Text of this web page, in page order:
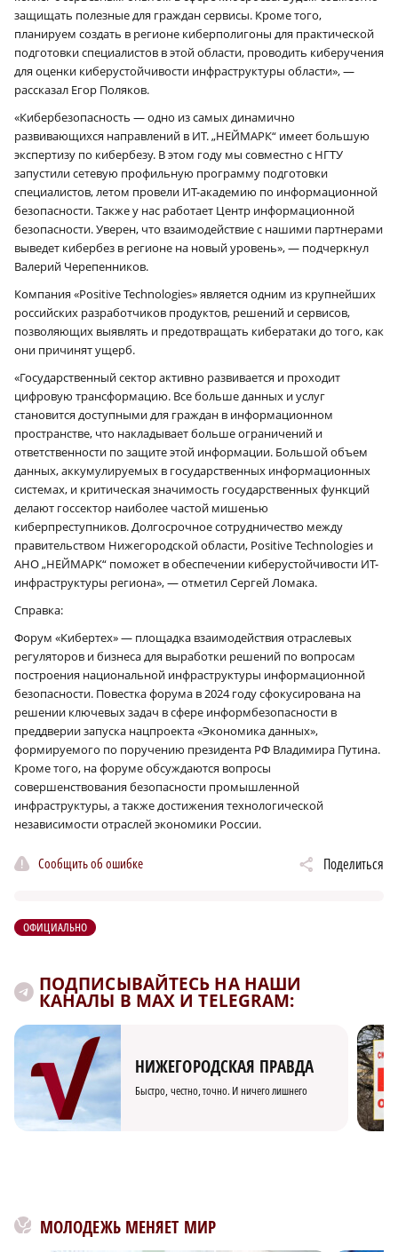
защищать полезные для граждан сервисы. Кроме того,
планируем создать в регионе киберполигоны для практической
подготовки специалистов в этой области, проводить киберучения
для оценки киберустойчивости инфраструктуры области», —
рассказал Егор Поляков.
«Кибербезопасность — одно из самых динамично
развивающихся направлений в ИТ. „НЕЙМАРК“ имеет большую
экспертизу по кибербезу. В этом году мы совместно с НГТУ
запустили сетевую профильную программу подготовки
специалистов, летом провели ИТ-академию по информационной
безопасности. Также у нас работает Центр информационной
безопасности. Уверен, что взаимодействие с нашими партнерами
выведет кибербез в регионе на новый уровень», — подчеркнул
Валерий Черепенников.
Компания «Positive Technologies» является одним из крупнейших
российских разработчиков продуктов, решений и сервисов,
позволяющих выявлять и предотвращать кибератаки до того, как
они причинят ущерб.
«Государственный сектор активно развивается и проходит
цифровую трансформацию. Все больше данных и услуг
становится доступными для граждан в информационном
пространстве, что накладывает больше ограничений и
ответственности по защите этой информации. Большой объем
данных, аккумулируемых в государственных информационных
системах, и критическая значимость государственных функций
делают госсектор наиболее частой мишенью
киберпреступников. Долгосрочное сотрудничество между
правительством Нижегородской области, Positive Technologies и
АНО „НЕЙМАРК“ поможет в обеспечении киберустойчивости ИТ-
инфраструктуры региона», — отметил Сергей Ломака.
Справка:
Форум «Кибертех» — площадка взаимодействия отраслевых
регуляторов и бизнеса для выработки решений по вопросам
построения национальной инфраструктуры информационной
безопасности. Повестка форума в 2024 году сфокусирована на
решении ключевых задач в сфере информбезопасности в
преддверии запуска нацпроекта «Экономика данных»,
формируемого по поручению президента РФ Владимира Путина.
Кроме того, на форуме обсуждаются вопросы
совершенствования безопасности промышленной
инфраструктуры, а также достижения технологической
независимости отраслей экономики России.
Сообщить об ошибке Поделиться
ОФИЦИАЛЬНО
ПОДПИСЫВАЙТЕСЬ НА НАШИ
КАНАЛЫ В MAX И TELEGRAM:
НИЖЕГОРОДСКАЯ ПРАВДА
Быстро, честно, точно. И ничего лишнего
МОЛОДЕЖЬ МЕНЯЕТ МИР